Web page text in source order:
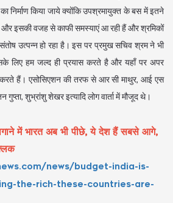
निर्माण किया जाये क्योंकि उपश्रमायुक्त के बस में इतने
इसकी वजह से काफी समस्याएं आ रही हैं और श्रमिकों
उत्पन्न हो रहा है। इस पर प्रमुख सचिव श्रम ने भी
लिए हम जल्द ही प्रयास करते है और यहाँ पर अपर
करते हैं। एसोसिएशन की तरफ से आर सी माथुर, आई एस
गुप्ता, शुभ्रांशु शेखर इत्यादि लोग वार्ता में मौजूद थे।
में भारत अब भी पीछे, ये देश हैं सबसे आगे,
news/budget-india-is-
the-rich-these-countries-are-